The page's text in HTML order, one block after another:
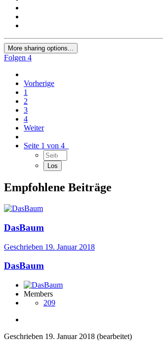
More sharing options...
Folgen 4
Vorherige
1
2
3
4
Weiter
Seite 1 von 4
Empfohlene Beiträge
DasBaum
Geschrieben 19. Januar 2018
DasBaum
Members
209
Geschrieben 19. Januar 2018 (bearbeitet)